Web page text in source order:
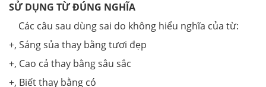
SỬ DỤNG TỪ ĐÚNG NGHĨA
Các câu sau dùng sai do không hiểu nghĩa của từ:
+, Sáng sủa thay bằng tươi đẹp
+, Cao cả thay bằng sâu sắc
+, Biết thay bằng có